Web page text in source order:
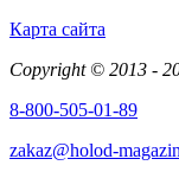
Карта сайта
Copyright © 2013 -
8-800-505-01-89
zakaz@holod-